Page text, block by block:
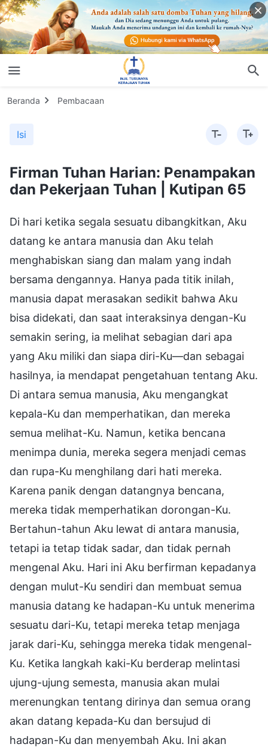
Beranda Pembacaan
Isi
Firman Tuhan Harian: Penampakan
dan Pekerjaan Tuhan | Kutipan 65
Di hari ketika segala sesuatu dibangkitkan, Aku
datang ke antara manusia dan Aku telah
menghabiskan siang dan malam yang indah
bersama dengannya. Hanya pada titik inilah,
manusia dapat merasakan sedikit bahwa Aku
bisa didekati, dan saat interaksinya dengan-Ku
semakin sering, ia melihat sebagian dari apa
yang Aku miliki dan siapa diri-Ku—dan sebagai
hasilnya, ia mendapat pengetahuan tentang Aku.
Di antara semua manusia, Aku mengangkat
kepala-Ku dan memperhatikan, dan mereka
semua melihat-Ku. Namun, ketika bencana
menimpa dunia, mereka segera menjadi cemas
dan rupa-Ku menghilang dari hati mereka.
Karena panik dengan datangnya bencana,
mereka tidak memperhatikan dorongan-Ku.
Bertahun-tahun Aku lewat di antara manusia,
tetapi ia tetap tidak sadar, dan tidak pernah
mengenal Aku. Hari ini Aku berfirman kepadanya
dengan mulut-Ku sendiri dan membuat semua
manusia datang ke hadapan-Ku untuk menerima
sesuatu dari-Ku, tetapi mereka tetap menjaga
jarak dari-Ku, sehingga mereka tidak mengenal-
Ku. Ketika langkah kaki-Ku berderap melintasi
ujung-ujung semesta, manusia akan mulai
merenungkan tentang dirinya dan semua orang
akan datang kepada-Ku dan bersujud di
hadapan-Ku dan menyembah Aku. Ini akan